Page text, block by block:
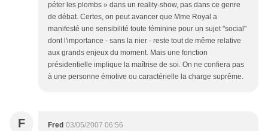
péter les plombs » dans un reality-show, pas dans ce genre
de débat. Certes, on peut avancer que Mme Royal a
manifesté une sensibilité toute féminine pour un sujet "social"
dont l'importance - sans la nier - reste tout de même relative
aux grands enjeux du moment. Mais une fonction
présidentielle implique la maîtrise de soi. On ne confiera pas
à une personne émotive ou caractérielle la charge suprême.
F Fred 03/05/2007 06:56